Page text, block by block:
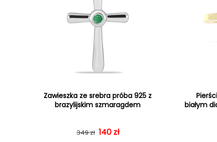
Zawieszka ze srebra próba 925 z
brazylijskim szmaragdem
Cena regularna
349 zł Cena sprzedaży
140 zł
białym